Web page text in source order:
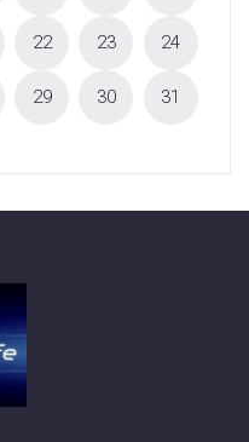
22 23 24
29 30 31